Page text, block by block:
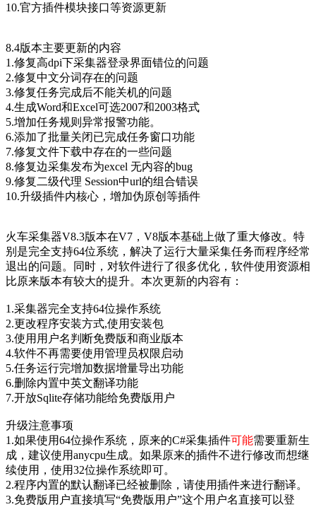
10.官方插件模块接口等资源更新
8.4版本主要更新的内容
1.修复高dpi下采集器登录界面错位的问题
2.修复中文分词存在的问题
3.修复任务完成后不能关机的问题
4.生成Word和Excel可选2007和2003格式
5.增加任务规则异常报警功能。
6.添加了批量关闭已完成任务窗口功能
7.修复文件下载中存在的一些问题
8.修复边采集发布为excel 无内容的bug
9.修复二级代理 Session中url的组合错误
10.升级插件内核心，增加伪原创等插件
火车采集器V8.3版本在V7，V8版本基础上做了重大修改。特
别是完全支持64位系统，解决了运行大量采集任务而程序经常
退出的问题。同时，对软件进行了很多优化，软件使用资源相
比原来版本有较大的提升。本次更新的内容有：
1.采集器完全支持64位操作系统
2.更改程序安装方式,使用安装包
3.使用用户名判断免费版和商业版本
4.软件不再需要使用管理员权限启动
5.任务运行完增加数据增量导出功能
6.删除内置中英文翻译功能
7.开放Sqlite存储功能给免费版用户
升级注意事项
1.如果使用64位操作系统，原来的C#采集插件可能需要重新生
成，建议使用anycpu生成。如果原来的插件不进行修改而想继
续使用，使用32位操作系统即可。
2.程序内置的默认翻译已经被删除，请使用插件来进行翻译。
3.免费版用户直接填写“免费版用户”这个用户名直接可以登